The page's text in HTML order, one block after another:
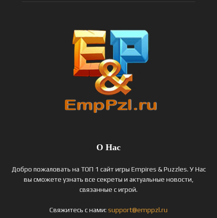
О Нас
Добро пожаловать на ТОП 1 сайт игры Empires & Puzzles. У Нас
вы сможете узнать все секреты и актуальные новости,
связанные с игрой.
Свяжитесь с нами: support@emppzl.ru